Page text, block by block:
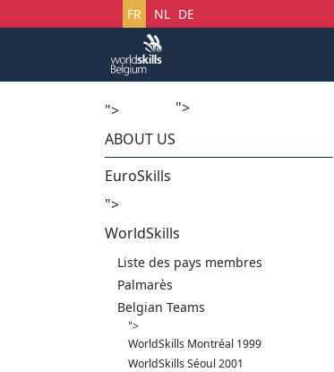
Sélectionnez votre langue
FR NL DE
">
">
ABOUT US
EuroSkills
">
WorldSkills
Liste des pays membres
Palmarès
Belgian Teams
">
WorldSkills Montréal 1999
WorldSkills Séoul 2001